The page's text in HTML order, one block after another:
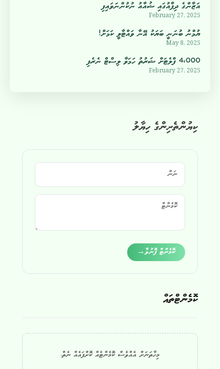
ކިޔުންތެރިންގެ ހިޔާލު
ކޮމެންޓް ފޮނުވާ→
ކޮމެންޓްތައް
މިހާތަނަށް އެއްވެސް ކޮމެންޓެއް ކޮށްފައެއް ނެތް.
އަޒާންގެ ދިފާއުގައި ޝުއާއު ނުކުންނަވައިފި
February 27, 2025
ޔުމްނު ބުނަނީ ބަޔަކު އޭނާ ވައްޓާލީ ކަމަށް!
May 8, 2025
4،000 ފްލެޓަށް ޝަރުތު ހަމަވާ ލިސްޓް ނެރެފި
February 27, 2025